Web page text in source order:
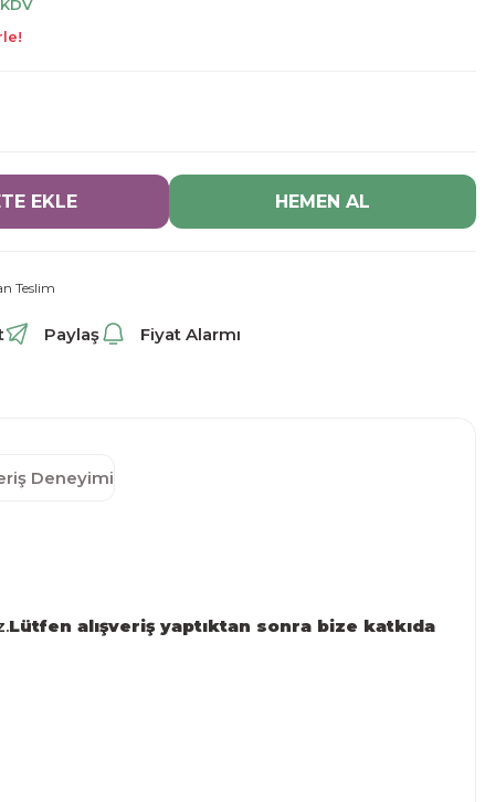
EKLE HEMEN AL
Teslim
Paylaş Fiyat Alarmı
Deneyimi
Lütfen alışveriş yaptıktan sonra bize katkıda